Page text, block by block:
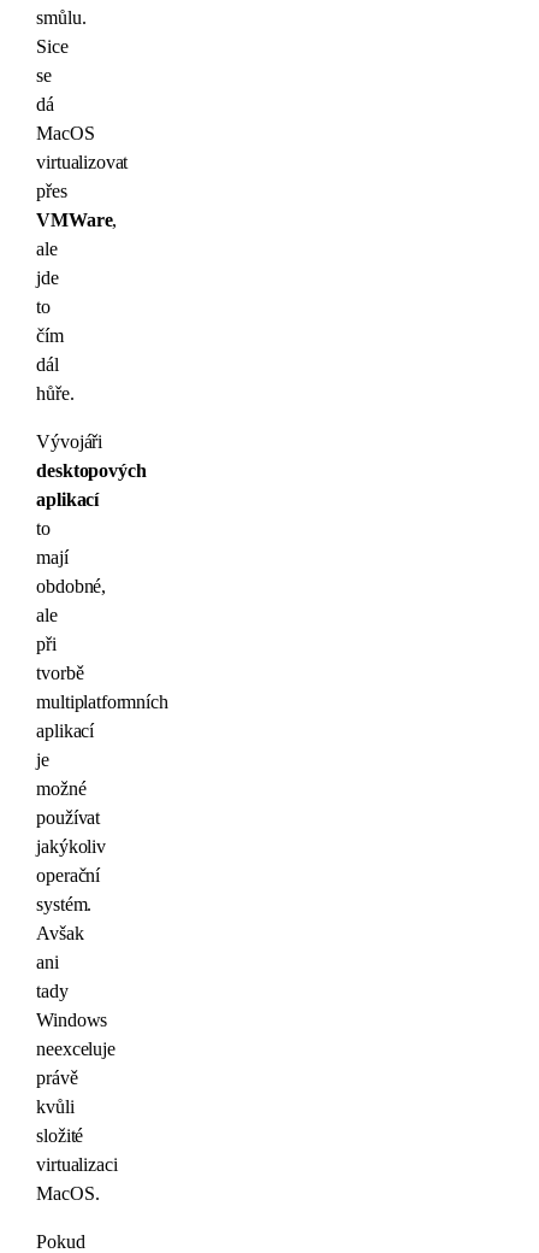
smůlu.
Sice
se
dá
MacOS
virtualizovat
přes
VMWare,
ale
jde
to
čím
dál
hůře.
Vývojáři
desktopových
aplikací
to
mají
obdobné,
ale
při
tvorbě
multiplatformních
aplikací
je
možné
používat
jakýkoliv
operační
systém.
Avšak
ani
tady
Windows
neexceluje
právě
kvůli
složité
virtualizaci
MacOS.
Pokud